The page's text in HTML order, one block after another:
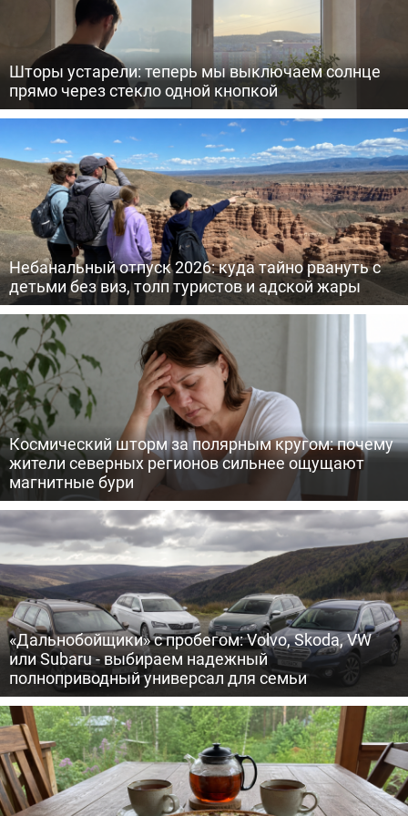
Шторы устарели: теперь мы выключаем солнце
прямо через стекло одной кнопкой
Небанальный отпуск 2026: куда тайно рвануть с
детьми без виз, толп туристов и адской жары
Космический шторм за полярным кругом: почему
жители северных регионов сильнее ощущают
магнитные бури
«Дальнобойщики» с пробегом: Volvo, Skoda, VW
или Subaru - выбираем надежный
полноприводный универсал для семьи